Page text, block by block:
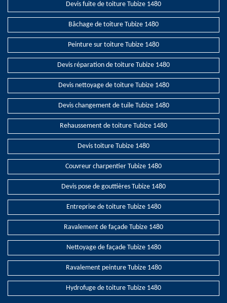
Devis fuite de toiture Tubize 1480
Bâchage de toiture Tubize 1480
Peinture sur toiture Tubize 1480
Devis réparation de toiture Tubize 1480
Devis nettoyage de toiture Tubize 1480
Devis changement de tuile Tubize 1480
Rehaussement de toiture Tubize 1480
Devis toiture Tubize 1480
Couvreur charpentier Tubize 1480
Devis pose de gouttières Tubize 1480
Entreprise de toiture Tubize 1480
Ravalement de façade Tubize 1480
Nettoyage de façade Tubize 1480
Ravalement peinture Tubize 1480
Hydrofuge de toiture Tubize 1480